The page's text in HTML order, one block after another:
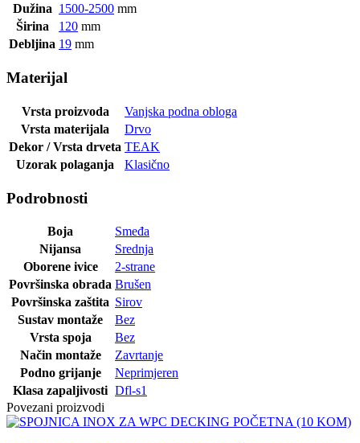
Dužina 1500-2500 mm
Širina
120 mm
Debljina 19 mm
Materijal
Vrsta proizvoda
Vanjska podna obloga
Vrsta materijala
Drvo
Dekor / Vrsta drveta TEAK
Uzorak polaganja
Klasično
Podrobnosti
Boja
Smeđa
Nijansa
Srednja
Oborene ivice
2-strane
Površinska obrada Brušen
Površinska zaštita Sirov
Sustav montaže
Bez
Vrsta spoja
Bez
Način montaže
Zavrtanje
Podno grijanje
Neprimjeren
Klasa zapaljivosti Dfl-s1
Povezani proizvodi